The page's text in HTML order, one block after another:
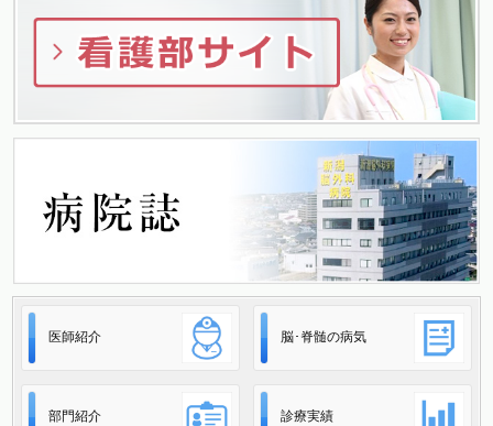
ン
医師紹介 脳･脊髄の病気
部門紹介 診療実績